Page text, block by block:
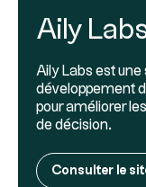
Aily
Aily Labs est une
développement
pour améliorer
de décision.
Consulter le